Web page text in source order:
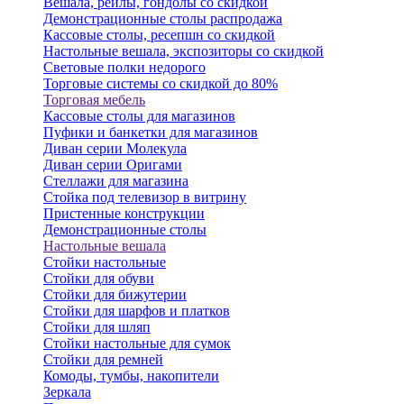
Демонстрационные столы распродажа
Кассовые столы, ресепшн со скидкой
Настольные вешала, экспозиторы со скидкой
Световые полки недорого
Торговые системы со скидкой до 80%
Торговая мебель
Кассовые столы для магазинов
Пуфики и банкетки для магазинов
Диван серии Молекула
Диван серии Оригами
Стеллажи для магазина
Стойка под телевизор в витрину
Пристенные конструкции
Демонстрационные столы
Настольные вешала
Стойки настольные
Стойки для обуви
Стойки для бижутерии
Стойки для шарфов и платков
Стойки для шляп
Стойки настольные для сумок
Стойки для ремней
Комоды, тумбы, накопители
Зеркала